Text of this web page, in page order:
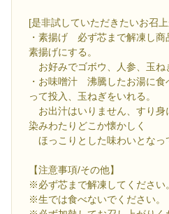
[是非試していただきたいお召
・素揚げ 必ず芯まで解凍し商
素揚げにする。
お好みでゴボウ、人参、玉
・お味噌汁 沸騰したお湯に食
って投入、玉ねぎをいれる。
お出汁はいりません、すり身
染みわたりどこか懐かしく
ほっこりとした味わいとなっ
【注意事項/その他】
※必ず芯まで解凍してください。
※生では食べないでください。